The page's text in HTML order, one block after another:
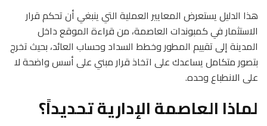
هذا الدليل يستعرض المعايير العملية التي ينبغي أن تحكم قرار
الاستثمار في كمبوندات العاصمة، من قراءة الموقع داخل
المدينة إلى تقييم المطور وخطط السداد وحساب العائد، بحيث تخرج
بتصور متكامل يساعدك على اتخاذ قرار مبني على أسس واضحة لا
على الانطباع وحده.
لماذا العاصمة الإدارية تحديداً؟